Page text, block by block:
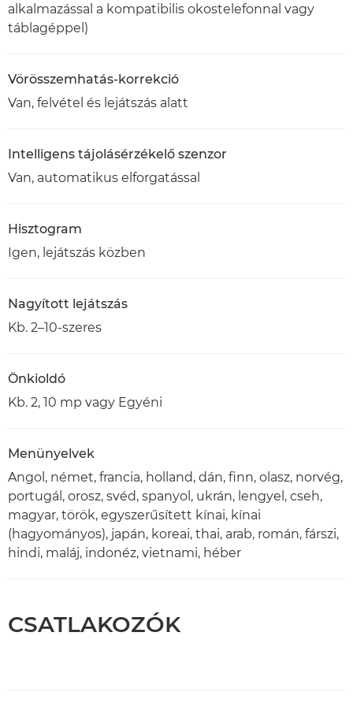
alkalmazással a kompatibilis okostelefonnal vagy
táblagéppel)
Vörösszemhatás-korrekció
Van, felvétel és lejátszás alatt
Intelligens tájolásérzékelő szenzor
Van, automatikus elforgatással
Hisztogram
Igen, lejátszás közben
Nagyított lejátszás
Kb. 2–10-szeres
Önkioldó
Kb. 2, 10 mp vagy Egyéni
Menünyelvek
Angol, német, francia, holland, dán, finn, olasz, norvég,
portugál, orosz, svéd, spanyol, ukrán, lengyel, cseh,
magyar, török, egyszerűsített kínai, kínai
(hagyományos), japán, koreai, thai, arab, román, fárszi,
hindi, maláj, indonéz, vietnami, héber
CSATLAKOZÓK